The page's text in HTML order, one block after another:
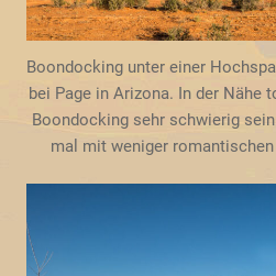
Boondocking unter einer
bei Page in Arizona. In der Nähe
Boondocking sehr schwierig
mal mit weniger